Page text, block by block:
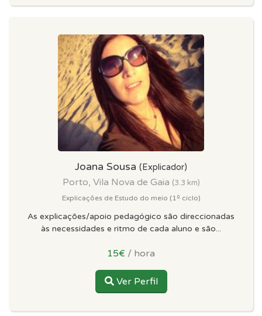
Joana Sousa (Explicador)
Porto, Vila Nova de Gaia (3.3 km)
Explicações de Estudo do meio (1º ciclo)
As explicações/apoio pedagógico são direccionadas
às necessidades e ritmo de cada aluno e são...
15€ / hora
Ver Perfil